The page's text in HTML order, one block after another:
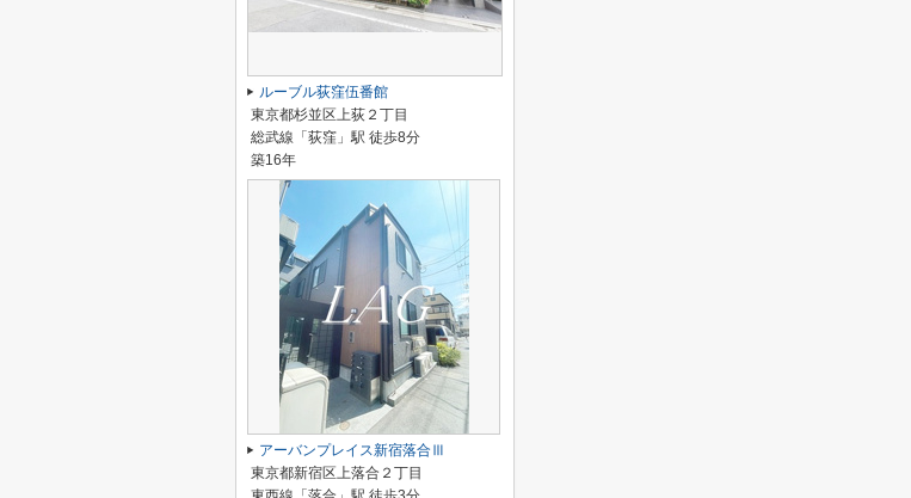
ルーブル荻窪伍番館
東京都杉並区上荻２丁目
総武線「荻窪」駅 徒歩8分
築16年
アーバンプレイス新宿落合Ⅲ
東京都新宿区上落合２丁目